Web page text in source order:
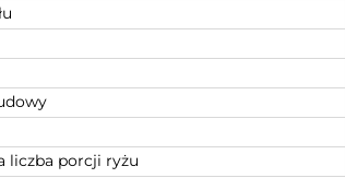
liczba porcji ryżu